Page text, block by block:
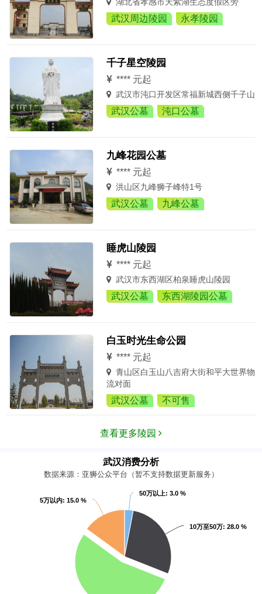
武汉周边陵园 永孝陵园
千子星空陵园
**** 元起
武汉市沌口开发区常福新城西侧千子山
武汉公墓 沌口公墓
九峰花园公墓
**** 元起
洪山区九峰狮子峰特1号
武汉公墓 九峰公墓
睡虎山陵园
**** 元起
武汉市东西湖区柏泉睡虎山陵园
武汉公墓 东西湖陵园公墓
白玉时光生命公园
**** 元起
青山区白玉山八吉府大街和平大世界物
流对面
武汉公墓 不可售
查看更多陵园
武汉消费分析
数据来源：亚狮公众平台（暂不支持数据更新服务）
50万以上: 3.0 %
10万至50万: 28.0 %
5万以内: 15.0 %